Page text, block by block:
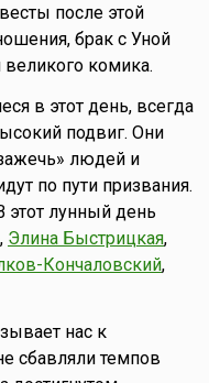
после этой
брак с Уной
комика.
в этот день, всегда
подвиг. Они
людей и
по пути призвания.
этот лунный день
, Элина Быстрицкая,
Кончаловский,
нас к
сбавляли темпов